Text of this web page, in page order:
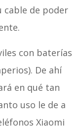
cable de poder
con baterías
De ahí
en qué tan
uso le de a
Xiaomi